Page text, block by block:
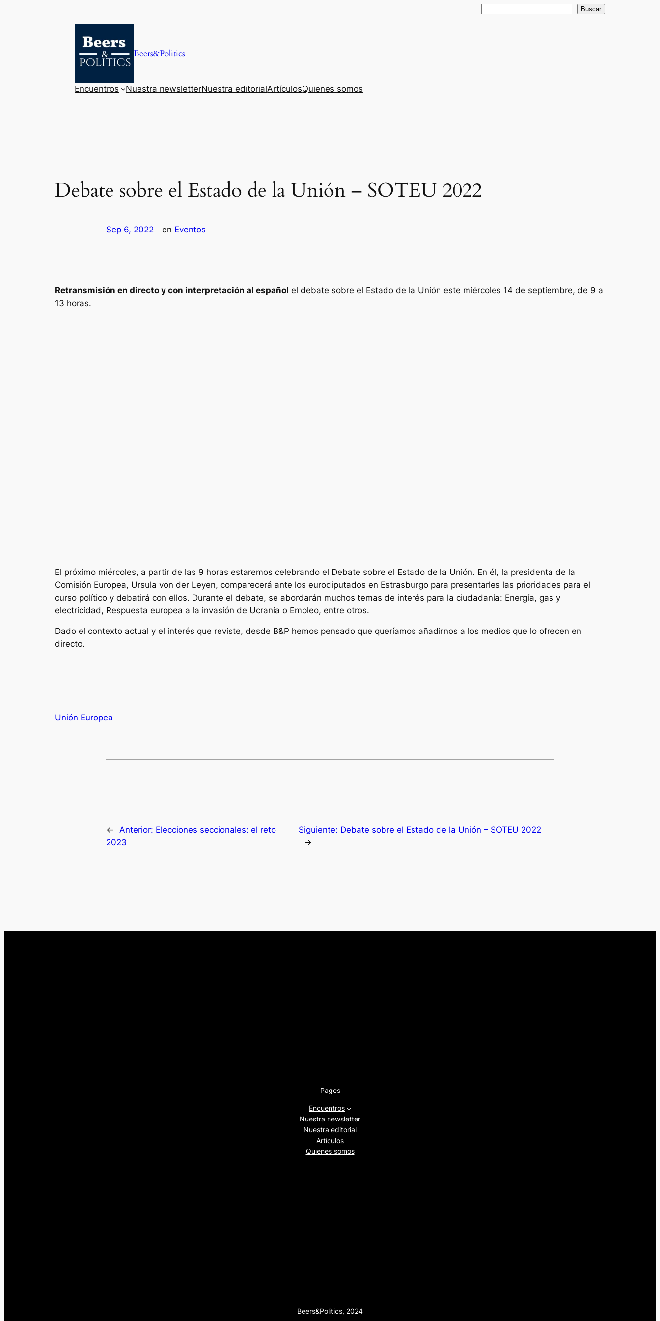
Buscar
Beers&Politics
Encuentros Nuestra newsletterNuestra editorialArtículosQuienes somos
Debate sobre el Estado de la Unión – SOTEU 2022
Sep 6, 2022—en Eventos
Retransmisión en directo y con interpretación al español el debate sobre el Estado de la Unión este miércoles 14 de septiembre, de 9 a
13 horas.
El próximo miércoles, a partir de las 9 horas estaremos celebrando el Debate sobre el Estado de la Unión. En él, la presidenta de la
Comisión Europea, Ursula von der Leyen, comparecerá ante los eurodiputados en Estrasburgo para presentarles las prioridades para el
curso político y debatirá con ellos. Durante el debate, se abordarán muchos temas de interés para la ciudadanía: Energía, gas y
electricidad, Respuesta europea a la invasión de Ucrania o Empleo, entre otros.
Dado el contexto actual y el interés que reviste, desde B&P hemos pensado que queríamos añadirnos a los medios que lo ofrecen en
directo.
Unión Europea
← Anterior: Elecciones seccionales: el reto
2023
Siguiente: Debate sobre el Estado de la Unión – SOTEU 2022
→
Pages
Encuentros
Nuestra newsletter
Nuestra editorial
Artículos
Quienes somos
Beers&Politics, 2024